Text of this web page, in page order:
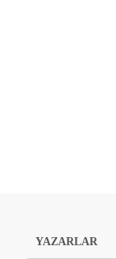
YAZARLAR